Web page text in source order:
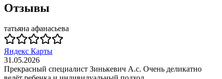
Отзывы
татьяна афанасьева
Яндекс Карты
31.05.2026
Прекрасный специалист Зинькевич А.с. Очень деликатно